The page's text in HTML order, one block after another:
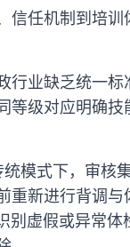
信任机制到培
业缺乏统一标
等级对应明确
模式下，审核
重新进行背调
别虚假或异常